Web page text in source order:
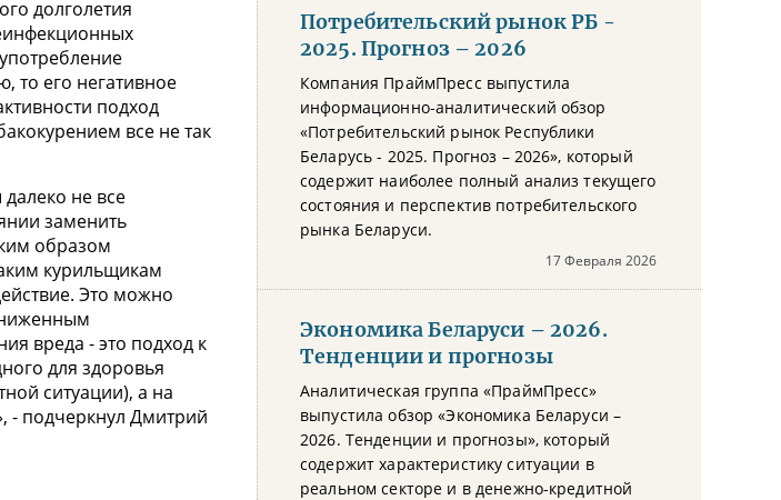
долголетия
то его негативное
подход
все не так
далеко не все
заменить
образом
курильщикам
Это можно
вреда - это подход к
для здоровья
ситуации), а на
- подчеркнул Дмитрий
Потребительский рынок РБ -
2025. Прогноз – 2026
Компания ПраймПресс выпустила
информационно-аналитический обзор
«Потребительский рынок Республики
Беларусь - 2025. Прогноз – 2026», который
содержит наиболее полный анализ текущего
состояния и перспектив потребительского
рынка Беларуси.
17 Февраля 2026
Экономика Беларуси – 2026.
Тенденции и прогнозы
Аналитическая группа «ПраймПресс»
выпустила обзор «Экономика Беларуси –
2026. Тенденции и прогнозы», который
содержит характеристику ситуации в
реальном секторе и в денежно-кредитной